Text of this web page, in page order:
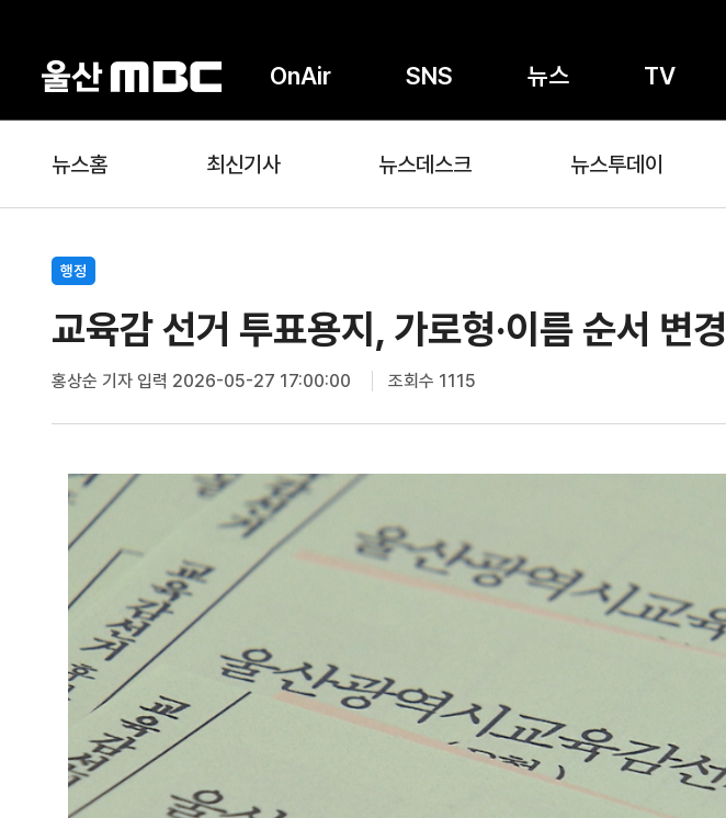
OnAir SNS 뉴스 TV
뉴스홈 최신기사 뉴스데스크 뉴스투데이
행정
교육감 선거 투표용지, 가로형·이름 순서 변경
홍상순 기자입력 2026-05-27 17:00:00 조회수 1115